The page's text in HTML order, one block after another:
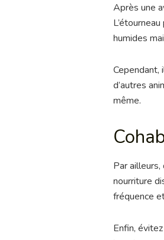
Après une
humides
Cependant,
d’autres
même.
Par
nourriture
fréquence
Enfin,